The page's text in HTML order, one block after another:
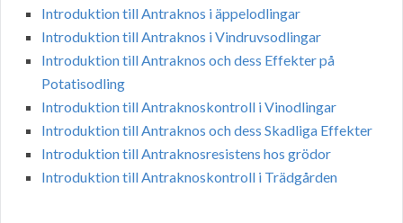
Introduktion till Antraknos i äppelodlingar
Introduktion till Antraknos i Vindruvsodlingar
Introduktion till Antraknos och dess Effekter på
Potatisodling
Introduktion till Antraknoskontroll i Vinodlingar
Introduktion till Antraknos och dess Skadliga Effekter
Introduktion till Antraknosresistens hos grödor
Introduktion till Antraknoskontroll i Trädgården